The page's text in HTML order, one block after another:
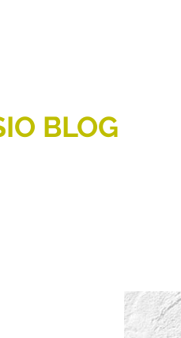
BLOG